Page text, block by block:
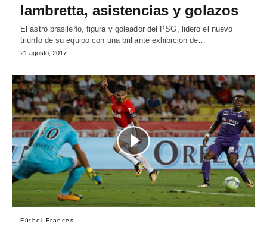
lambretta, asistencias y golazos
El astro brasileño, figura y goleador del PSG, lideró el nuevo
triunfo de su equipo con una brillante exhibición de…
21 agosto, 2017
Fútbol Francés